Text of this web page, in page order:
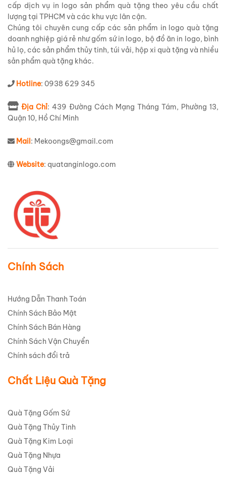
cấp dịch vụ in logo sản phẩm quà tặng theo yêu cầu chất
lượng tại TPHCM và các khu vực lân cận.
Chúng tôi chuyên cung cấp các sản phẩm in logo quà tặng
doanh nghiệp giá rẻ như gốm sứ in logo, bộ đồ ăn in logo, bình
hủ lọ, các sản phẩm thủy tinh, túi vải, hộp xi quà tặng và nhiều
sản phẩm quà tặng khác.
Hotline: 0938 629 345
Địa Chỉ: 439 Đường Cách Mạng Tháng Tám, Phường 13,
Quận 10, Hồ Chí Minh
Mail: Mekoongs@gmail.com
Website: quatanginlogo.com
Chính Sách
Hướng Dẫn Thanh Toán
Chính Sách Bảo Mật
Chính Sách Bán Hàng
Chính Sách Vận Chuyển
Chính sách đổi trả
Chất Liệu Quà Tặng
Quà Tặng Gốm Sứ
Quà Tặng Thủy Tinh
Quà Tặng Kim Loại
Quà Tặng Nhựa
Quà Tặng Vải